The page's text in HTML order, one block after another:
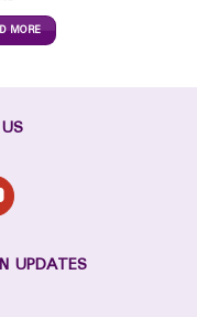
MORE
UPDATES